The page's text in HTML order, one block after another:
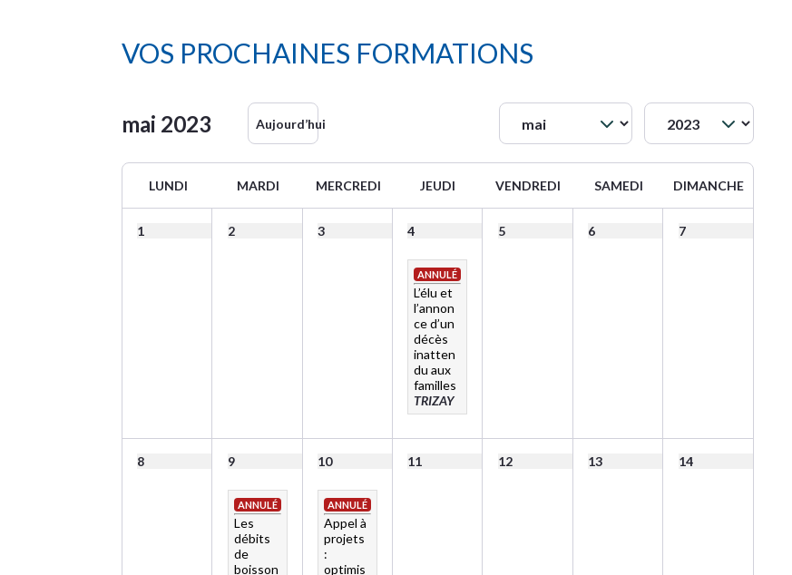
VOS PROCHAINES FORMATIONS
mai 2023 Aujourd’hui
LUNDI MARDI MERCREDI JEUDI VENDREDI SAMEDI DIMANCHE
1 2 3 4
ANNULÉ
L’élu et
l’annon
ce d’un
décès
inatten
du aux
familles
TRIZAY
5 6 7
8 9
ANNULÉ
Les
débits
de
boisson
10
ANNULÉ
Appel à
projets
:
optimis
11 12 13 14